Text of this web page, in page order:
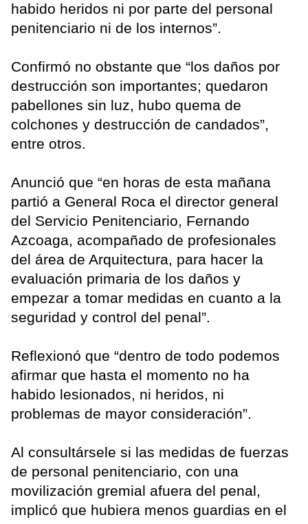
habido heridos ni por parte del personal
penitenciario ni de los internos”.
Confirmó no obstante que “los daños por
destrucción son importantes; quedaron
pabellones sin luz, hubo quema de
colchones y destrucción de candados”,
entre otros.
Anunció que “en horas de esta mañana
partió a General Roca el director general
del Servicio Penitenciario, Fernando
Azcoaga, acompañado de profesionales
del área de Arquitectura, para hacer la
evaluación primaria de los daños y
empezar a tomar medidas en cuanto a la
seguridad y control del penal”.
Reflexionó que “dentro de todo podemos
afirmar que hasta el momento no ha
habido lesionados, ni heridos, ni
problemas de mayor consideración”.
Al consultársele si las medidas de fuerzas
de personal penitenciario, con una
movilización gremial afuera del penal,
implicó que hubiera menos guardias en el